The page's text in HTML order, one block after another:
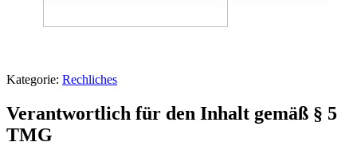
Kategorie: Rechliches
Verantwortlich für den Inhalt gemäß § 5
TMG